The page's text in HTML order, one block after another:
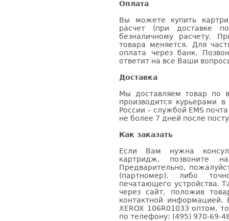
Оплата
Вы можете купить
расчет (при доставке
безналичному расчету.
товара меняется. Для
оплата через банк.
ответит на все Ваши
Доставка
Мы доставляем товар по
производится курьерами
России – службой EMS
не более 7 дней после
Как заказать
Если Вам нужна
картридж, позвоните
Предварительно,
(партномер), либо
печатающего устройства.
через сайт, положив
контактной информацией.
XEROX 106R01033 оптом,
по телефону: (495) 970-69-